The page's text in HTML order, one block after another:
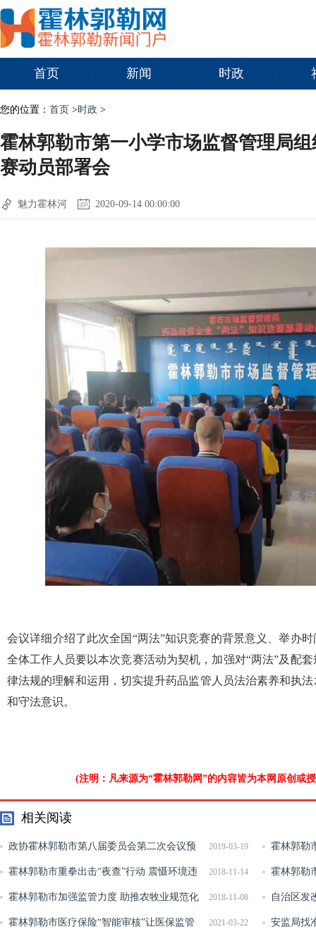
首页 新闻 时政
您的位置： 首页 >时政 >
霍林郭勒市第一小学市场监督管理局
赛动员部署会
魅力霍林河 2020-09-14 00:00:00
会议详细介绍了此次全国“两法”知识竞赛的背景意义、举办
全体工作人员要以本次竞赛活动为契机，加强对“两法”及配
律法规的理解和运用，切实提升药品监管人员法治素养和执
和守法意识。
(注明：凡来源为“霍林郭勒网”的内容皆为本网原创或
相关阅读
2019-03-19
政协霍林郭勒市第八届委员会第二次会议预
备会议召开
霍林郭勒
2018-11-14
霍林郭勒市重拳出击“夜查”行动 震慑环境违
法行为
霍林郭勒
宣传周活动
2018-11-08
霍林郭勒市加强监管力度 助推农牧业规范化
发展
自治区发
设交流座谈
2021-03-22
霍林郭勒市医疗保险“智能审核”让医保监管 安监局找